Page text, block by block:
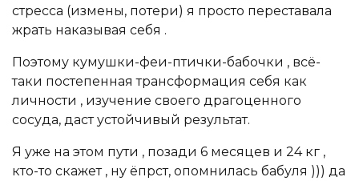
стресса (измены, потери) я просто переставала
жрать наказывая себя .
Поэтому кумушки-феи-птички-бабочки , всё-
таки постепенная трансформация себя как
личности , изучение своего драгоценного
сосуда, даст устойчивый результат.
Я уже на этом пути , позади 6 месяцев и 24 кг ,
кто-то скажет , ну ёпрст, опомнилась бабуля ))) да